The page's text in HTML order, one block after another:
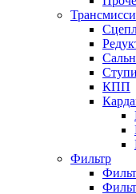
КПП
Фильтр